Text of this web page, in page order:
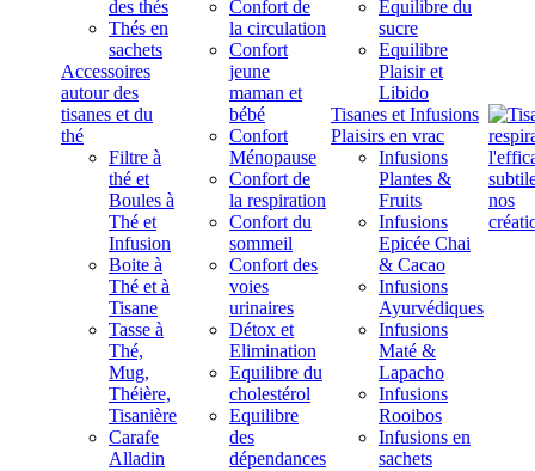
des thés
Thés en
sachets
Accessoires
autour des
tisanes et du
thé
Filtre à
thé et
Boules à
Thé et
Infusion
Boite à
Thé et à
Tisane
Tasse à
Thé,
Mug,
Théière,
Tisanière
Carafe
Alladin
Confort de
la circulation
Confort
jeune
maman et
bébé
Confort
Ménopause
Confort de
la respiration
Confort du
sommeil
Confort des
voies
urinaires
Détox et
Elimination
Equilibre du
cholestérol
Equilibre
des
dépendances
Equilibre du
sucre
Equilibre
Plaisir et
Libido
Tisanes et Infusions
Plaisirs en vrac
Infusions
Plantes &
Fruits
Infusions
Epicée Chai
& Cacao
Infusions
Ayurvédiques
Infusions
Maté &
Lapacho
Infusions
Rooibos
Infusions en
sachets